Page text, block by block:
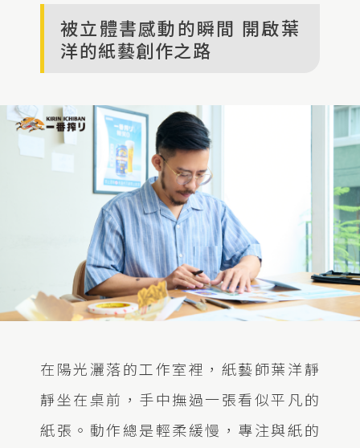
被立體書感動的瞬間 開啟葉
洋的紙藝創作之路
在陽光灑落的工作室裡，紙藝師葉洋靜
靜坐在桌前，手中撫過一張看似平凡的
紙張。動作總是輕柔緩慢，專注與紙的